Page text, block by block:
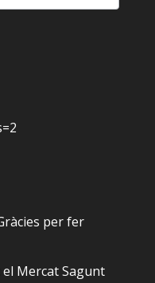
per fer
el Mercat Sagunt